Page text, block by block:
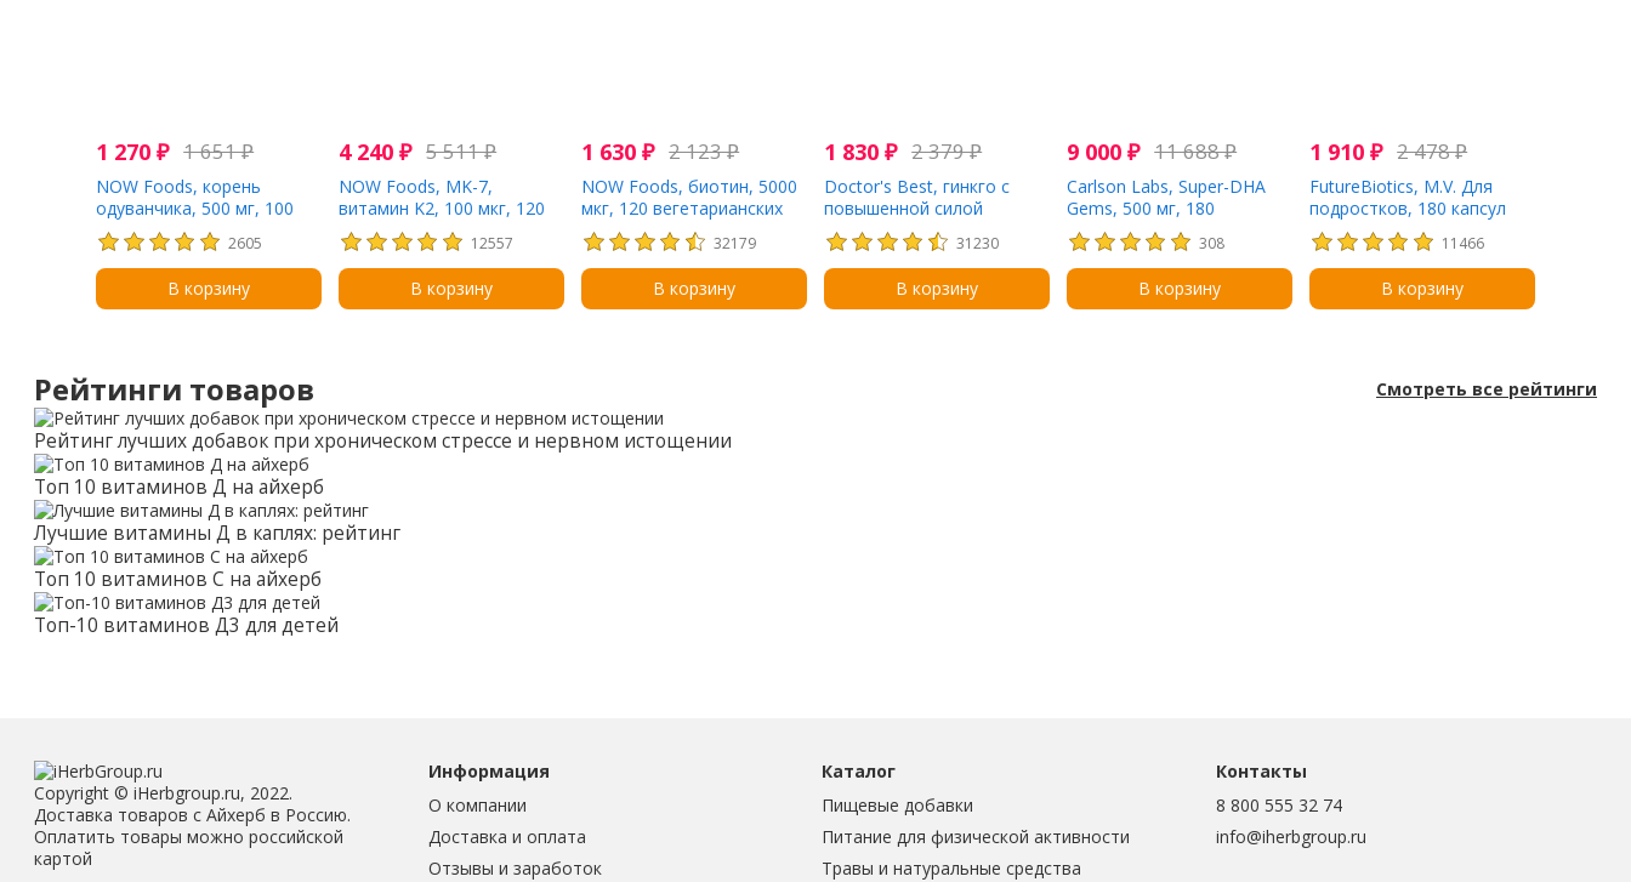
1 270 ₽ 1 651₽
NOW Foods, корень
одуванчика, 500 мг, 100
вегетарианских капсул
2605
В корзину
4 240 ₽ 5 511₽
NOW Foods, MK-7,
витамин K2, 100 мкг, 120
вегетарианских капсул
12557
В корзину
1 630 ₽ 2 123₽
NOW Foods, биотин, 5000
мкг, 120 вегетарианских
капсул
32179
В корзину
1 830 ₽ 2 379₽
Doctor's Best, гинкго с
повышенной силой
действия, 120 мг, 120
вегетарианских капсул
31230
В корзину
9 000 ₽ 11 688₽
Carlson Labs, Super-DHA
Gems, 500 мг, 180
желатиновых капсул
308
В корзину
1 910 ₽ 2 478₽
FutureBiotics, M.V. Для
подростков, 180 капсул
11466
В корзину
Рейтинги товаров Смотреть все рейтинги
Рейтинг лучших добавок при хроническом стрессе и нервном истощении
Топ 10 витаминов Д на айхерб
Лучшие витамины Д в каплях: рейтинг
Топ 10 витаминов С на айхерб
Топ-10 витаминов Д3 для детей
Copyright © iHerbgroup.ru, 2022.
Доставка товаров с Айхерб в Россию.
Оплатить товары можно российской
картой
Информация
О компании
Доставка и оплата
Отзывы и заработок
Каталог
Пищевые добавки
Питание для физической активности
Травы и натуральные средства
Контакты
8 800 555 32 74
info@iherbgroup.ru